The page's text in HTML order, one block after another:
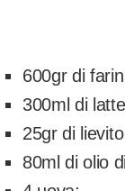
600gr di
300ml di
25gr di
80ml di olio